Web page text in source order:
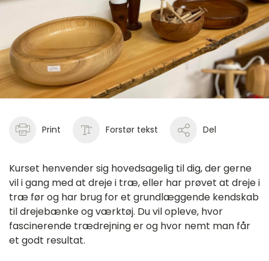
Print Forstør tekst Del
Kurset henvender sig hovedsagelig til dig, der gerne
vil i gang med at dreje i træ, eller har prøvet at dreje i
træ før og har brug for et grundlæggende kendskab
til drejebænke og værktøj. Du vil opleve, hvor
fascinerende trædrejning er og hvor nemt man får
et godt resultat.